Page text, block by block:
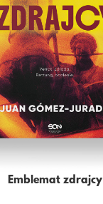
Emblemat zdrajcy